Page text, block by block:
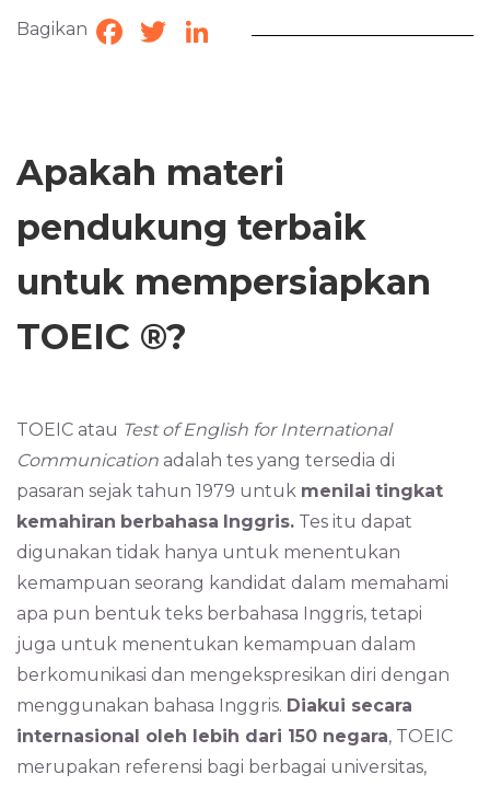
Bagikan Facebook
TwitterLinkedIn
Apakah materi
pendukung terbaik
untuk mempersiapkan
TOEIC ®?
TOEIC atau Test of English for International
Communicationadalah tes yang tersedia di
pasaran sejak tahun 1979 untuk menilai tingkat
kemahiran berbahasa Inggris.Tes itu dapat
digunakan tidak hanya untuk menentukan
kemampuan seorang kandidat dalam memahami
apa pun bentuk teks berbahasa Inggris, tetapi
juga untuk menentukan kemampuan dalam
berkomunikasi dan mengekspresikan diri dengan
menggunakan bahasa Inggris. Diakui secara
internasional oleh lebih dari 150 negara, TOEIC
merupakan referensi bagi berbagai universitas,